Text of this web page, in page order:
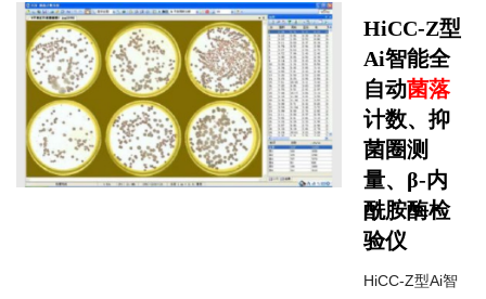
HiCC-Z型
Ai智能全
自动菌落
计数、抑
菌圈测
量、β-内
酰胺酶检
验仪
HiCC-Z型Ai智